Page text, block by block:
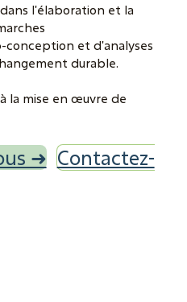
l'élaboration et la
conception et d'analyses
durable.
la mise en œuvre de
➜ Contactez-